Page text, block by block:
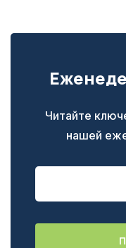
Читайте
нашей